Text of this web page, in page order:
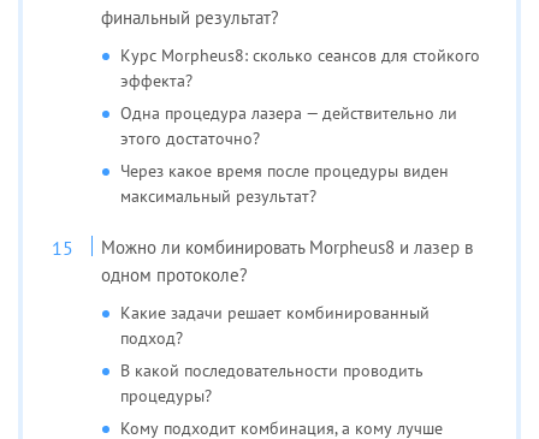
финальный результат?
Курс Morpheus8: сколько сеансов для стойкого
эффекта?
Одна процедура лазера — действительно ли
этого достаточно?
Через какое время после процедуры виден
максимальный результат?
Можно ли комбинировать Morpheus8 и лазер в
одном протоколе?
Какие задачи решает комбинированный
подход?
В какой последовательности проводить
процедуры?
Кому подходит комбинация, а кому лучше